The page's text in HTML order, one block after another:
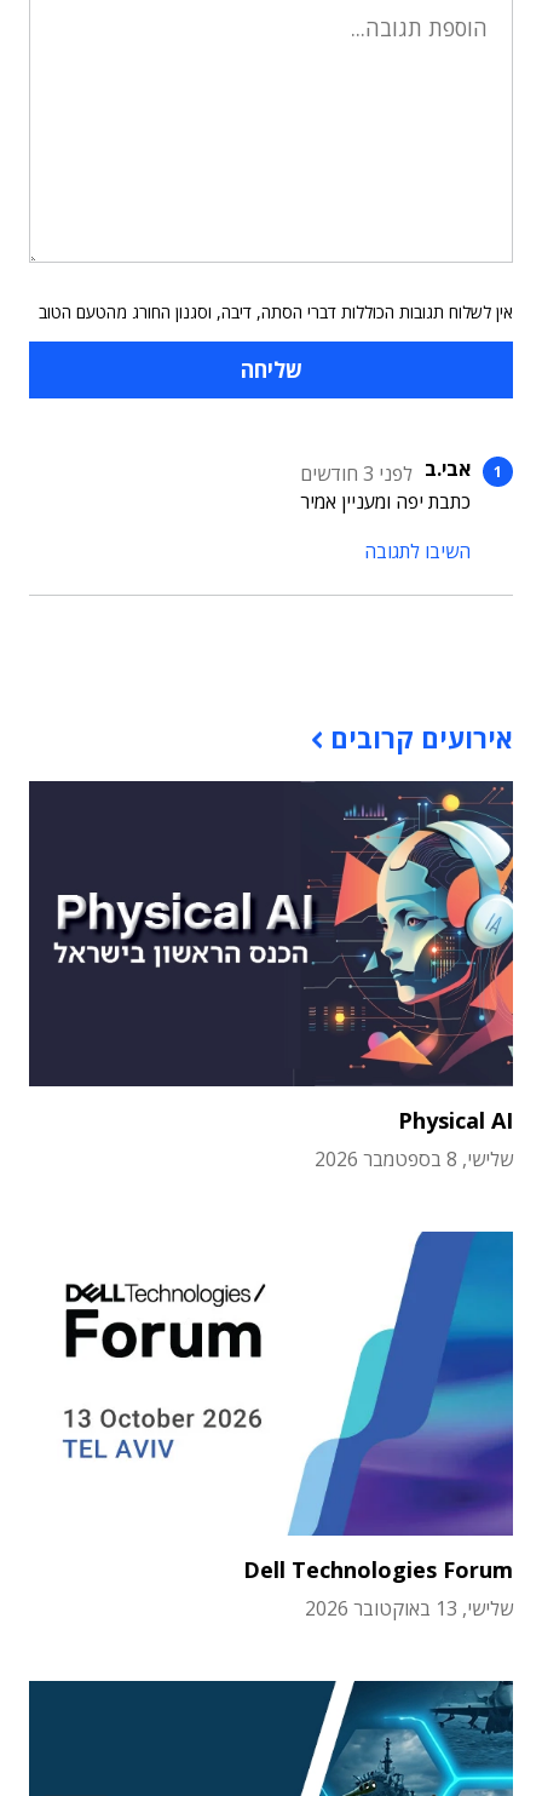
אין לשלוח תגובות הכוללות דברי הסתה, דיבה, וסגנון החורג מהטעם הטוב
אבי.ב לפני 3 חודשים
כתבת יפה ומעניין אמיר
השיבו לתגובה
אירועים קרובים
Physical AI
שלישי, 8 בספטמבר 2026
Dell Technologies Forum
שלישי, 13 באוקטובר 2026